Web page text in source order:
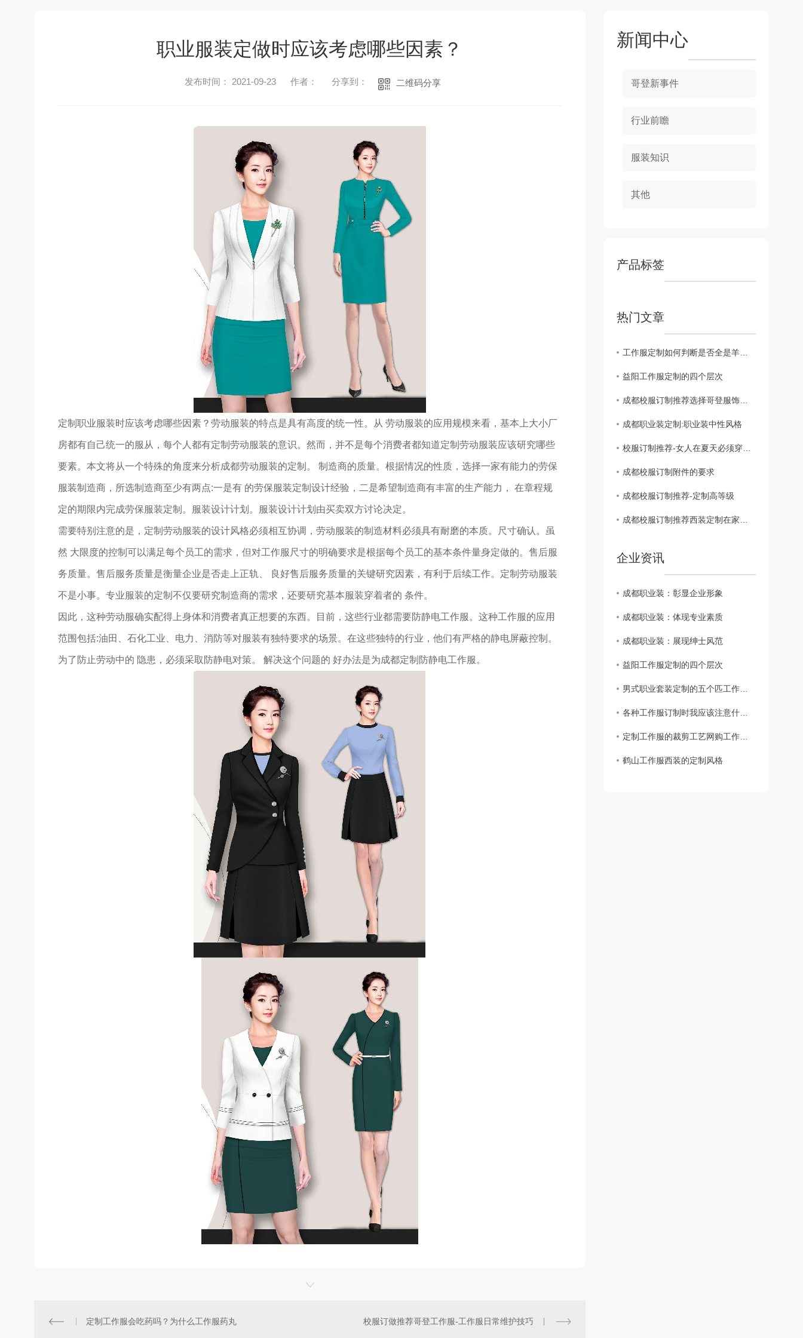
职业服装定做时应该考虑哪些因素？
发布时间： 2021-09-23 作者： 分享到： 二维码分享
定制职业服装时应该考虑哪些因素？劳动服装的特点是具有高度的统一性。从 劳动服装的应用规模来看，基本上大小厂
房都有自己统一的服从，每个人都有定制劳动服装的意识。然而，并不是每个消费者都知道定制劳动服装应该研究哪些
要素。本文将从一个特殊的角度来分析成都劳动服装的定制。 制造商的质量。根据情况的性质，选择一家有能力的劳保
服装制造商，所选制造商至少有两点:一是有 的劳保服装定制设计经验，二是希望制造商有丰富的生产能力， 在章程规
定的期限内完成劳保服装定制。服装设计计划。服装设计计划由买卖双方讨论决定。
需要特别注意的是，定制劳动服装的设计风格必须相互协调，劳动服装的制造材料必须具有耐磨的本质。尺寸确认。虽
然 大限度的控制可以满足每个员工的需求，但对工作服尺寸的明确要求是根据每个员工的基本条件量身定做的。售后服
务质量。售后服务质量是衡量企业是否走上正轨、 良好售后服务质量的关键研究因素，有利于后续工作。定制劳动服装
不是小事。专业服装的定制不仅要研究制造商的需求，还要研究基本服装穿着者的 条件。
因此，这种劳动服确实配得上身体和消费者真正想要的东西。目前，这些行业都需要防静电工作服。这种工作服的应用
范围包括:油田、石化工业、电力、消防等对服装有独特要求的场景。在这些独特的行业，他们有严格的静电屏蔽控制。
为了防止劳动中的 隐患，必须采取防静电对策。 解决这个问题的 好办法是为成都定制防静电工作服。
定制工作服会吃药吗？为什么工作服药丸 校服订做推荐哥登工作服-工作服日常维护技巧
新闻中心
哥登新事件
行业前瞻
服装知识
其他
产品标签
热门文章
工作服定制如何判断是否全是羊毛织物？
益阳工作服定制的四个层次
成都校服订制推荐选择哥登服饰厂家
成都职业装定制:职业装中性风格
校服订制推荐-女人在夏天必须穿短裙吗
成都校服订制附件的要求
成都校服订制推荐-定制高等级
成都校服订制推荐西装定制在家能洗吗
企业资讯
成都职业装：彰显企业形象
成都职业装：体现专业素质
成都职业装：展现绅士风范
益阳工作服定制的四个层次
男式职业套装定制的五个匹工作服裙底配点
各种工作服订制时我应该注意什么？
定制工作服的裁剪工艺网购工作服要求
鹤山工作服西装的定制风格